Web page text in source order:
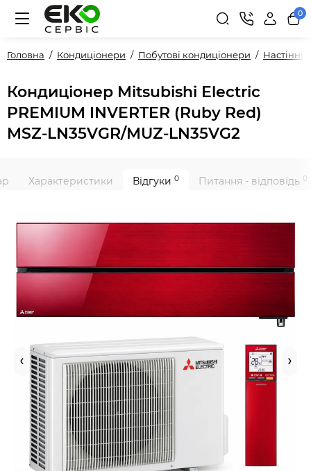
0
Головна Кондиціонери Побутові кондиціонери Настінні
Кондиціонер Mitsubishi Electric
PREMIUM INVERTER (Ruby Red)
MSZ-LN35VGR/MUZ-LN35VG2
Характеристики Відгуки 0 Питання - відповідь 0